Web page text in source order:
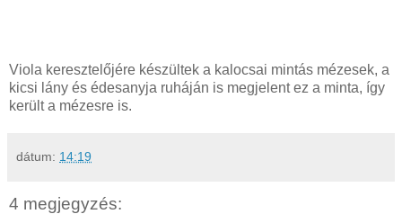
Viola keresztelőjére készültek a kalocsai mintás mézesek, a
kicsi lány és édesanyja ruháján is megjelent ez a minta, így
került a mézesre is.
dátum: 14:19
4 megjegyzés: